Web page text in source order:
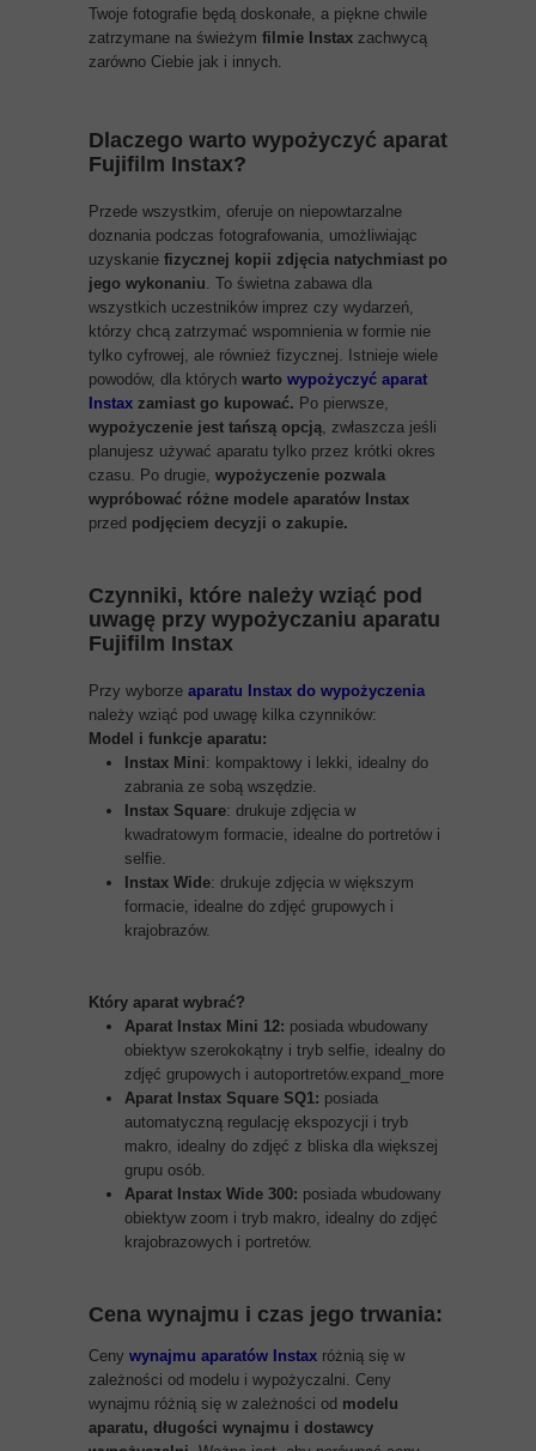
Twoje fotografie będą doskonałe, a piękne chwile
zatrzymane na świeżym filmie Instax zachwycą
zarówno Ciebie jak i innych.
Dlaczego warto wypożyczyć aparat
Fujifilm Instax?
Przede wszystkim, oferuje on niepowtarzalne
doznania podczas fotografowania, umożliwiając
uzyskanie fizycznej kopii zdjęcia natychmiast po
jego wykonaniu. To świetna zabawa dla
wszystkich uczestników imprez czy wydarzeń,
którzy chcą zatrzymać wspomnienia w formie nie
tylko cyfrowej, ale również fizycznej. Istnieje wiele
powodów, dla których warto wypożyczyć aparat
Instax zamiast go kupować. Po pierwsze,
wypożyczenie jest tańszą opcją, zwłaszcza jeśli
planujesz używać aparatu tylko przez krótki okres
czasu. Po drugie, wypożyczenie pozwala
wypróbować różne modele aparatów Instax
przed podjęciem decyzji o zakupie.
Czynniki, które należy wziąć pod
uwagę przy wypożyczaniu aparatu
Fujifilm Instax
Przy wyborze aparatu Instax do wypożyczenia
należy wziąć pod uwagę kilka czynników:
Model i funkcje aparatu:
Instax Mini: kompaktowy i lekki, idealny do
zabrania ze sobą wszędzie.
Instax Square: drukuje zdjęcia w
kwadratowym formacie, idealne do portretów i
selfie.
Instax Wide: drukuje zdjęcia w większym
formacie, idealne do zdjęć grupowych i
krajobrazów.
Który aparat wybrać?
Aparat Instax Mini 12: posiada wbudowany
obiektyw szerokokątny i tryb selfie, idealny do
zdjęć grupowych i autoportretów.expand_more
Aparat Instax Square SQ1: posiada
automatyczną regulację ekspozycji i tryb
makro, idealny do zdjęć z bliska dla większej
grupu osób.
Aparat Instax Wide 300: posiada wbudowany
obiektyw zoom i tryb makro, idealny do zdjęć
krajobrazowych i portretów.
Cena wynajmu i czas jego trwania:
Ceny wynajmu aparatów Instax różnią się w
zależności od modelu i wypożyczalni. Ceny
wynajmu różnią się w zależności od modelu
aparatu, długości wynajmu i dostawcy